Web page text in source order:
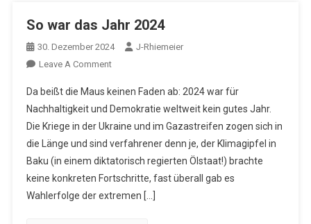
So war das Jahr 2024
30. Dezember 2024
J-Rhiemeier
Leave A CommentOn
War
Das
Jahr
2024
Da beißt die Maus keinen Faden ab: 2024 war für
Nachhaltigkeit und Demokratie weltweit kein gutes Jahr.
Die Kriege in der Ukraine und im Gazastreifen zogen sich in
die Länge und sind verfahrener denn je, der Klimagipfel in
Baku (in einem diktatorisch regierten Ölstaat!) brachte
keine konkreten Fortschritte, fast überall gab es
Wahlerfolge der extremen […]